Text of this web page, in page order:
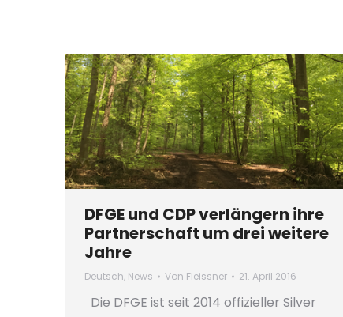
DFGE und CDP verlängern ihre
Partnerschaft um drei weitere
Jahre
Deutsch, News Von Fleissner 21. April 2016
Die DFGE ist seit 2014 offizieller Silver